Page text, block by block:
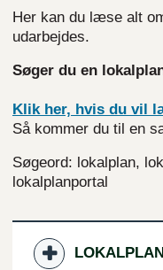
Her kan du læse alt
udarbejdes.
Søger du en
Klik her, hvis du vil
Så kommer du til en
Søgeord: lokalplan,
lokalplanportal